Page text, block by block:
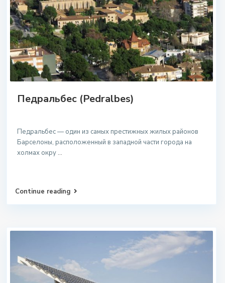
Педральбес (Pedralbes)
Педральбес — один из самых престижных жилых районов
Барселоны, расположенный в западной части города на
холмах окру ...
Continue reading